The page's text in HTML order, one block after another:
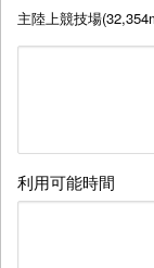
主陸上競技場
利用可能時間